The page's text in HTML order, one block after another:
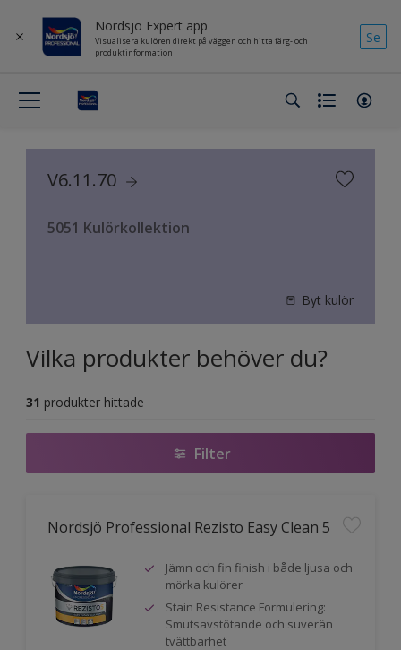
Nordsjö Expert app
Visualisera kulören direkt på väggen och hitta färg- och
produktinformation
Se
V6.11.70
5051 Kulörkollektion
Byt kulör
Vilka produkter behöver du?
31 produkter hittade
Filter
Nordsjö Professional Rezisto Easy Clean 5
Jämn och fin finish i både ljusa och
mörka kulörer
Stain Resistance Formulering:
Smutsavstötande och suverän
tvättbarhet